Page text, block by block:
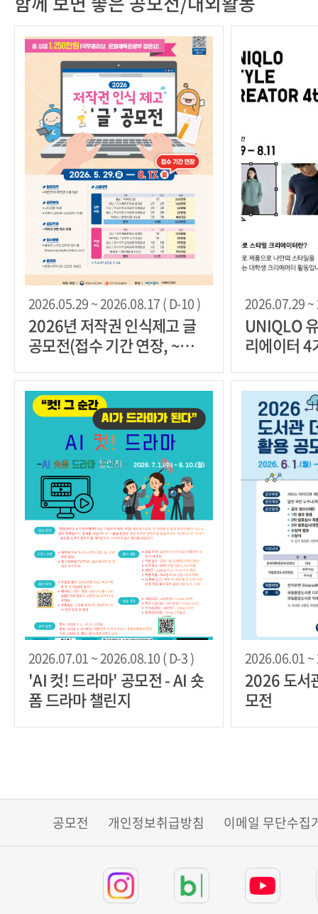
2026.05.29 ~ 2026.08.17 ( D-10 )
2026년 저작권 인식제고 글
공모전(접수 기간 연장, ~
2026.07.29 ~
UNIQLO
리에이터 4
2026.07.01 ~ 2026.08.10 ( D-3 )
'AI 컷! 드라마' 공모전 - AI 숏
폼 드라마 챌린지
2026.06.01
2026 도서
모전
공모전 개인정보취급방침 이메일 무단수집